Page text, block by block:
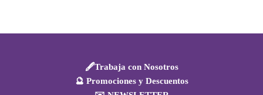
🖋️Trabaja con Nosotros
🔮 Promociones y Descuentos